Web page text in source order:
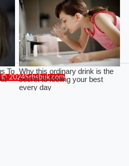
2024Srbsbuk.com